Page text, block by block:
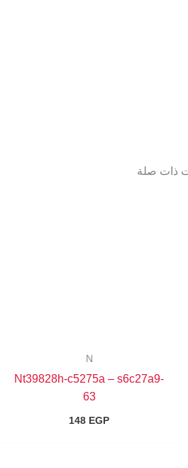
ذات صلة
N
Nt39828h-c5275a – s6c27a9-
63
148 EGP